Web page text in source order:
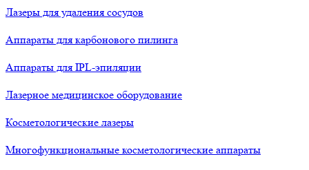
Лазеры для удаления сосудов
Аппараты для карбонового пилинга
Аппараты для IPL-эпиляции
Лазерное медицинское оборудование
Косметологические лазеры
Многофункциональные косметологические аппараты